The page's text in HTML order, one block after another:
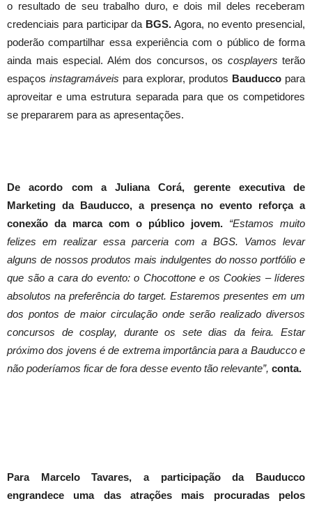
o resultado de seu trabalho duro, e dois mil deles receberam
credenciais para participar da BGS. Agora, no evento presencial,
poderão compartilhar essa experiência com o público de forma
ainda mais especial. Além dos concursos, os cosplayers terão
espaços instagramáveis para explorar, produtos Bauducco para
aproveitar e uma estrutura separada para que os competidores
se prepararem para as apresentações.
De acordo com a Juliana Corá, gerente executiva de
Marketing da Bauducco, a presença no evento reforça a
conexão da marca com o público jovem. “Estamos muito
felizes em realizar essa parceria com a BGS. Vamos levar
alguns de nossos produtos mais indulgentes do nosso portfólio e
que são a cara do evento: o Chocottone e os Cookies – líderes
absolutos na preferência do target. Estaremos presentes em um
dos pontos de maior circulação onde serão realizado diversos
concursos de cosplay, durante os sete dias da feira. Estar
próximo dos jovens é de extrema importância para a Bauducco e
não poderíamos ficar de fora desse evento tão relevante”, conta.
Para Marcelo Tavares, a participação da Bauducco
engrandece uma das atrações mais procuradas pelos